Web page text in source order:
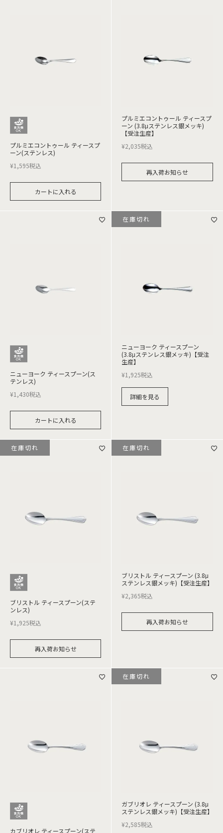
プルミエコントゥール ティースプ
ーン(ステンレス)
¥1,595税込
カートに入れる
プルミエコントゥール ティースプ
ーン (3.8μステンレス銀メッキ)
【受注生産】
¥2,035税込
再入荷お知らせ
ニューヨーク ティースプーン(ス
テンレス)
¥1,430税込
カートに入れる
ニューヨーク ティースプーン
(3.8μステンレス銀メッキ)【受注
生産】
¥1,925税込
詳細を見る
在庫切れ
ブリストル ティースプーン(ステ
ンレス)
¥1,925税込
再入荷お知らせ
在庫切れ
ブリストル ティースプーン (3.8μ
ステンレス銀メッキ)【受注生産】
¥2,365税込
再入荷お知らせ
在庫切れ
カブリオレ ティースプーン(ステ
ガブリオレ ティースプーン (3.8μ
ステンレス銀メッキ)【受注生産】
¥2,585税込
在庫切れ